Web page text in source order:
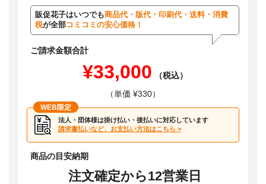
販促花子はいつでも商品代・版代・印刷代・送料・消費
税が全部コミコミの安心価格！
ご請求金額合計
¥33,000
（税込）
（単価 ¥330）
WEB限定
法人・団体様は掛け払い・後払いに対応しています
請求書払いなど、お支払い方法はこちら >
商品の目安納期
注文確定から12営業日